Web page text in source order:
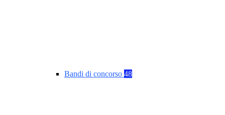
Bandi di concorso 48